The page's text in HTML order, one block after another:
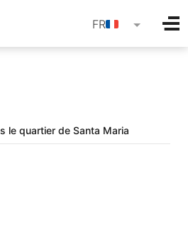
language
FR
le quartier de Santa Maria